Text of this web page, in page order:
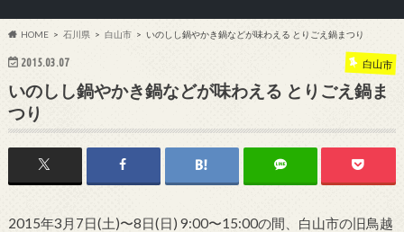
HOME 石川県 白山市 いのしし鍋やかき鍋などが味わえる とりごえ鍋まつり
2015.03.07 白山市
いのしし鍋やかき鍋などが味わえる とりごえ鍋ま
つり
2015年3月7日(土)〜8日(日) 9:00〜15:00の間、白山市の旧鳥越